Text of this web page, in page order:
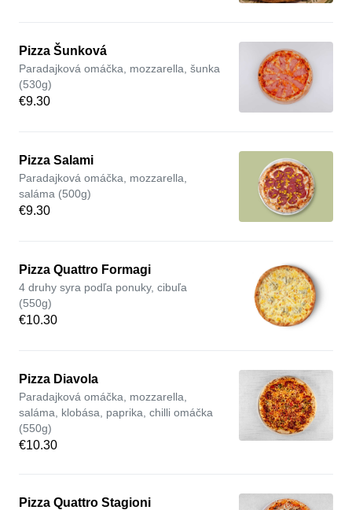
Pizza Šunková
Paradajková omáčka, mozzarella, šunka
(530g)
€9.30
Pizza Salami
Paradajková omáčka, mozzarella,
saláma (500g)
€9.30
Pizza Quattro Formagi
4 druhy syra podľa ponuky, cibuľa
(550g)
€10.30
Pizza Diavola
Paradajková omáčka, mozzarella,
saláma, klobása, paprika, chilli omáčka
(550g)
€10.30
Pizza Quattro Stagioni